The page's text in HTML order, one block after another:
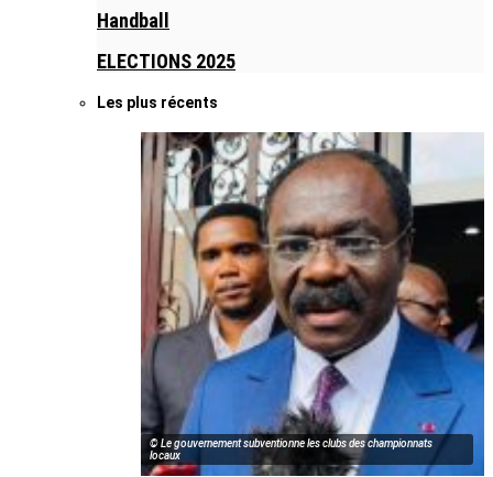
Handball
ELECTIONS 2025
Les plus récents
© Le gouvernement subventionne les clubs des championnats
locaux